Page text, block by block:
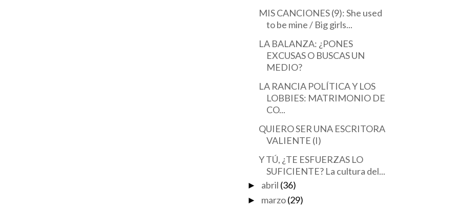
MIS CANCIONES (9): She used
to be mine / Big girls...
LA BALANZA: ¿PONES
EXCUSAS O BUSCAS UN
MEDIO?
LA RANCIA POLÍTICA Y LOS
LOBBIES: MATRIMONIO DE
CO...
QUIERO SER UNA ESCRITORA
VALIENTE (I)
Y TÚ, ¿TE ESFUERZAS LO
SUFICIENTE? La cultura del...
► abril (36)
► marzo(29)